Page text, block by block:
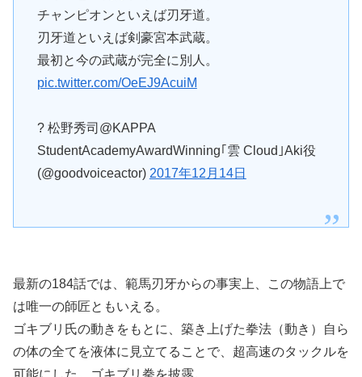
チャンピオンといえば刃牙道。
刃牙道といえば剣豪宮本武蔵。
最初と今の武蔵が完全に別人。
pic.twitter.com/OeEJ9AcuiM
? 松野秀司@KAPPA
StudentAcademyAwardWinning｢雲 Cloud｣Aki役
(@goodvoiceactor) 2017年12月14日
最新の184話では、範馬刃牙からの事実上、この物語上で
は唯一の師匠ともいえる。
ゴキブリ氏の動きをもとに、築き上げた拳法（動き）自ら
の体の全てを液体に見立てることで、超高速のタックルを